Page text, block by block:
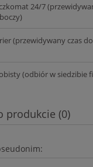
Cena nie
24/7
(przewidywany czas
(odbiór w siedzibie
produkcie (0)